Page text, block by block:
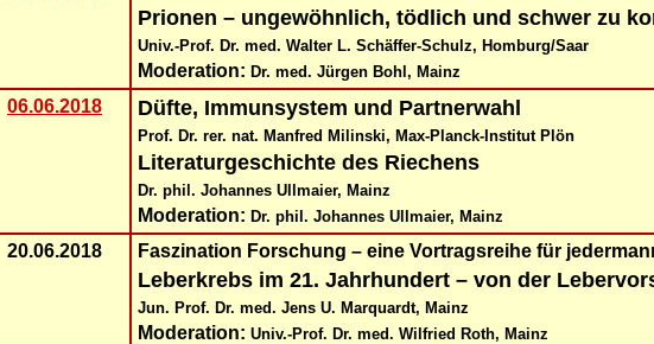
Prionen – ungewöhnlich, tödlich und schwer zu
Univ.-Prof. Dr. med. Walter L. Schäffer-Schulz, Homburg/Saar
Moderation: Dr. med. Jürgen Bohl, Mainz
06.06.2018 Düfte, Immunsystem und Partnerwahl
Prof. Dr. rer. nat. Manfred Milinski, Max-Planck-Institut Plön
Literaturgeschichte des Riechens
Dr. phil. Johannes Ullmaier, Mainz
Moderation: Dr. phil. Johannes Ullmaier, Mainz
20.06.2018 Faszination Forschung – eine Vortragsreihe für
Leberkrebs im 21. Jahrhundert – von der
Jun. Prof. Dr. med. Jens U. Marquardt, Mainz
Moderation: Univ.-Prof. Dr. med. Wilfried Roth, Mainz